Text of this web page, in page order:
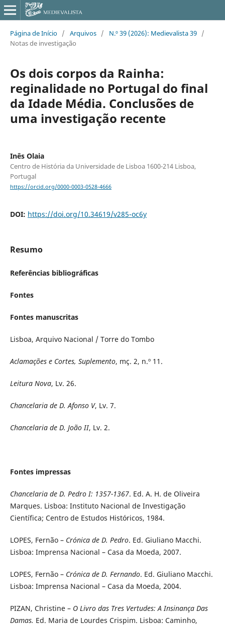
Página de Início / Arquivos / N.º 39 (2026): Medievalista 39 /
Notas de investigação
Os dois corpos da Rainha:
reginalidade no Portugal do final
da Idade Média. Conclusões de
uma investigação recente
Inês Olaia
Centro de História da Universidade de Lisboa 1600-214 Lisboa,
Portugal
https://orcid.org/0000-0003-0528-4666
DOI: https://doi.org/10.34619/v285-oc6y
Resumo
Referências bibliográficas
Fontes
Fontes manuscritas
Lisboa, Arquivo Nacional / Torre do Tombo
Aclamações e Cortes, Suplemento, mç. 2, n.º 11.
Leitura Nova, Lv. 26.
Chancelaria de D. Afonso V, Lv. 7.
Chancelaria de D. João II, Lv. 2.
Fontes impressas
Chancelaria de D. Pedro I: 1357-1367. Ed. A. H. de Oliveira
Marques. Lisboa: Instituto Nacional de Investigação
Científica; Centro de Estudos Históricos, 1984.
LOPES, Fernão – Crónica de D. Pedro. Ed. Giuliano Macchi.
Lisboa: Imprensa Nacional – Casa da Moeda, 2007.
LOPES, Fernão – Crónica de D. Fernando. Ed. Giuliano Macchi.
Lisboa: Imprensa Nacional – Casa da Moeda, 2004.
PIZAN, Christine – O Livro das Tres Vertudes: A Insinança Das
Damas. Ed. Maria de Lourdes Crispim. Lisboa: Caminho,